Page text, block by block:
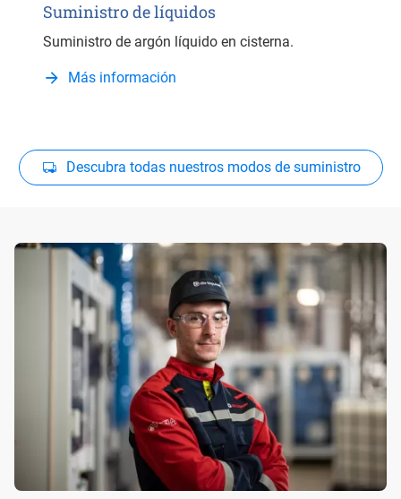
Suministro de líquidos
Suministro de argón líquido en cisterna.
Más información
Descubra todas nuestros modos de suministro